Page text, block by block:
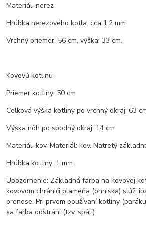
Materiál: nerez
Hrúbka nerezového kotla: cca 1,2 mm
Vrchný priemer: 56 cm, výška: 33 cm.
Kovovú kotlinu
Priemer kotliny: 50 cm
Celková výška kotliny po vrchný okraj: 63
Výška nôh po spodný okraj: 14 cm
Materiál: kov. Materiál: kov. Natretý
Hrúbka kotliny: 1 mm
Upozornenie: Základná farba na kovovej
kovovom chrániči plameňa (ohniska) slúži
prenose. Pri prvom používaní kotliny
sa farba odstráni (tzv. spáli)